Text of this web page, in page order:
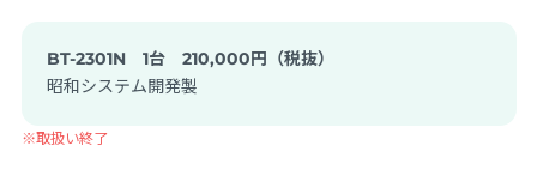
BT-2301N 1台 210,000円（税抜）
昭和システム開発製
※取扱い終了